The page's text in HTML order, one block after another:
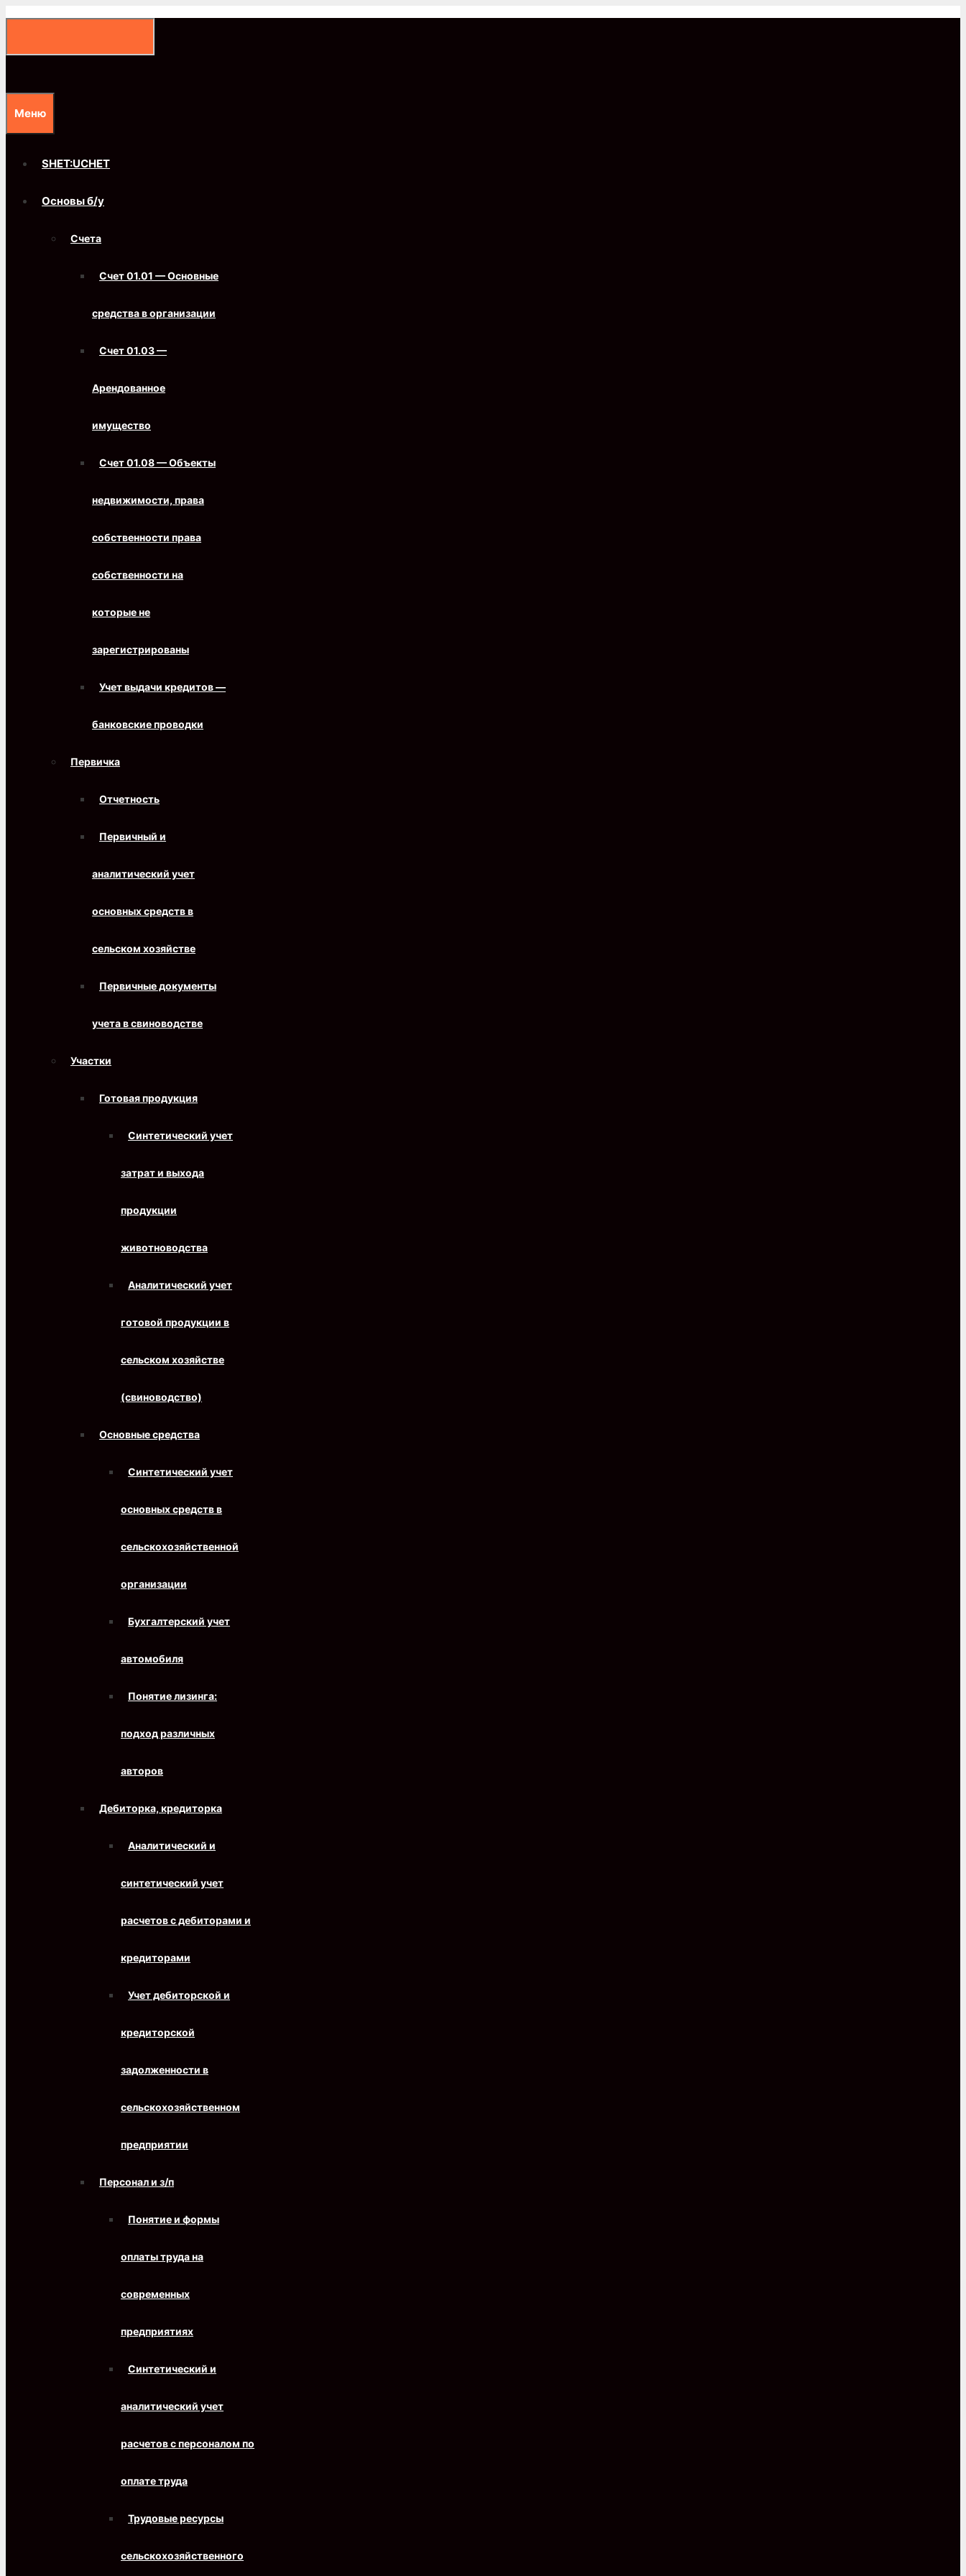
Меню
SHET:UCHET
Основы б/у
Счета
Счет 01.01 — Основные
средства в организации
Счет 01.03 —
Арендованное
имущество
Счет 01.08 — Объекты
недвижимости, права
собственности права
собственности на
которые не
зарегистрированы
Учет выдачи кредитов —
банковские проводки
Первичка
Отчетность
Первичный и
аналитический учет
основных средств в
сельском хозяйстве
Первичные документы
учета в свиноводстве
Участки
Готовая продукция
Синтетический учет
затрат и выхода
продукции
животноводства
Аналитический учет
готовой продукции в
сельском хозяйстве
(свиноводство)
Основные средства
Синтетический учет
основных средств в
сельскохозяйственной
организации
Бухгалтерский учет
автомобиля
Понятие лизинга:
подход различных
авторов
Дебиторка, кредиторка
Аналитический и
синтетический учет
расчетов с дебиторами и
кредиторами
Учет дебиторской и
кредиторской
задолженности в
сельскохозяйственном
предприятии
Персонал и з/п
Понятие и формы
оплаты труда на
современных
предприятиях
Синтетический и
аналитический учет
расчетов с персоналом по
оплате труда
Трудовые ресурсы
сельскохозяйственного